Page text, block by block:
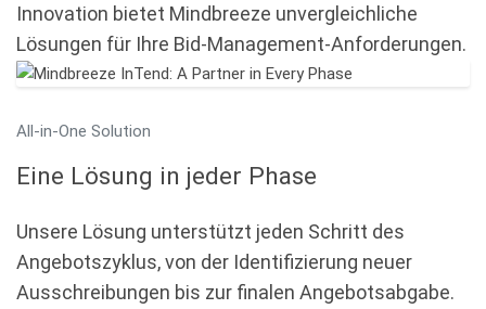
Innovation bietet Mindbreeze unvergleichliche
Lösungen für Ihre Bid-Management-Anforderungen.
All-in-One Solution
Eine Lösung in jeder Phase
Unsere Lösung unterstützt jeden Schritt des
Angebotszyklus, von der Identifizierung neuer
Ausschreibungen bis zur finalen Angebotsabgabe.